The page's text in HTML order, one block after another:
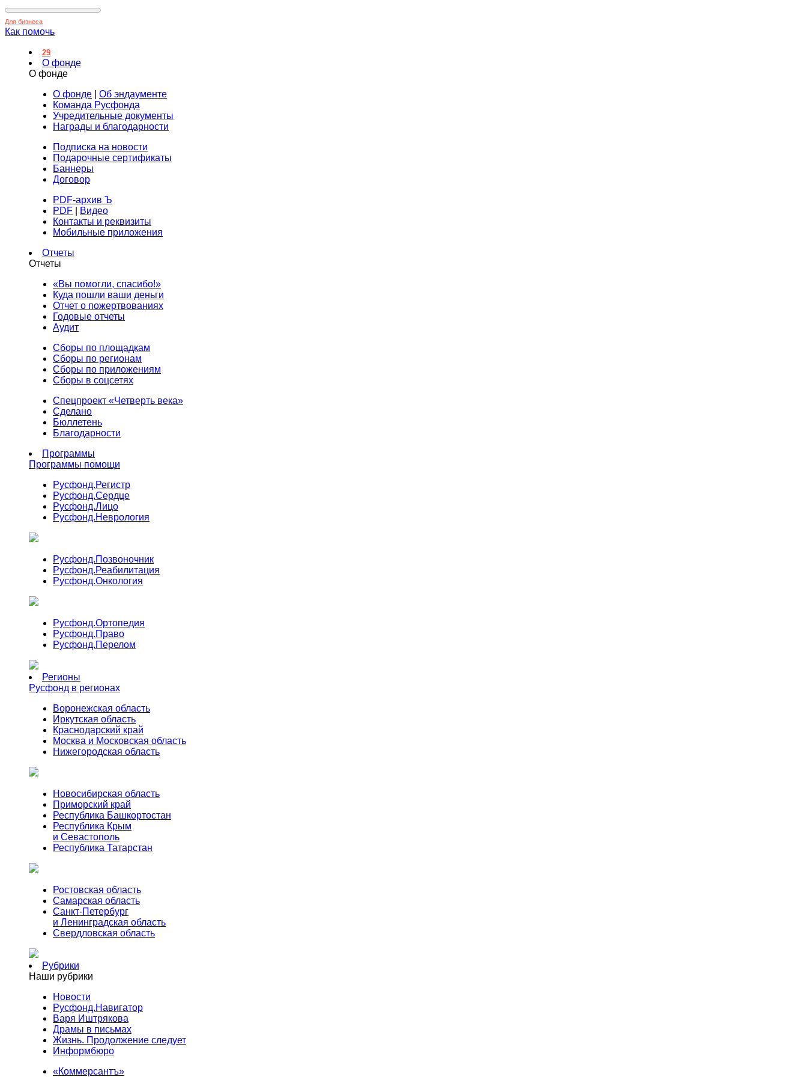
Для бизнеса
Как помочь
29
О фонде
О фонде
О фонде
Об эндаументе
Команда Русфонда
Учредительные документы
Награды и благодарности
Подписка на новости
Подарочные сертификаты
Баннеры
Договор
PDF-архив Ъ
PDF
Видео
Контакты и реквизиты
Мобильные приложения
Отчеты
Отчеты
«Вы помогли, спасибо!»
Куда пошли ваши деньги
Отчет о пожертвованиях
Годовые отчеты
Аудит
Сборы по площадкам
Сборы по регионам
Сборы по приложениям
Сборы в соцсетях
Спецпроект «Четверть века»
Сделано
Бюллетень
Благодарности
Программы
Программы помощи
Русфонд.Регистр
Русфонд.Сердце
Русфонд.Лицо
Русфонд.Неврология
Русфонд.Позвоночник
Русфонд.Реабилитация
Русфонд.Онкология
Русфонд.Ортопедия
Русфонд.Право
Русфонд.Перелом
Регионы
Русфонд в регионах
Воронежская область
Иркутская область
Краснодарский край
Москва и Московская область
Нижегородская область
Новосибирская область
Приморский край
Республика Башкортостан
Республика Крым
и Севастополь
Республика Татарстан
Ростовская область
Самарская область
Санкт-Петербург
и Ленинградская область
Свердловская область
Рубрики
Наши рубрики
Новости
Русфонд.Навигатор
Варя Иштрякова
Драмы в письмах
Жизнь. Продолжение следует
Информбюро
«Коммерсантъ»